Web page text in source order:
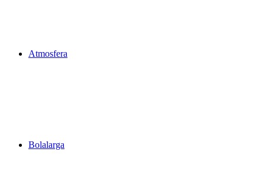
Atmosfera
Bolalarga